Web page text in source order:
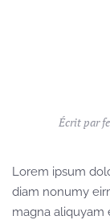
Écrit par
Lorem ipsum
diam nonumy
magna aliquyam